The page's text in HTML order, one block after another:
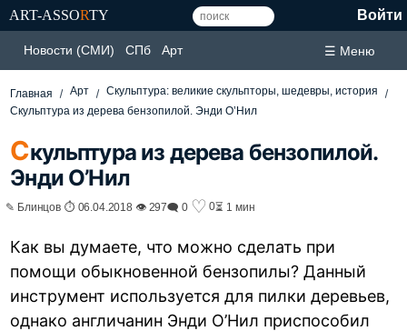
ART-ASSORTY Войти
Новости (СМИ) СПб Арт ☰ Меню
Главная Арт
Скульптура: великие скульпторы, шедевры, история
Скульптура из дерева бензопилой. Энди О’Нил
Скульптура из дерева бензопилой.
Энди О’Нил
✎ Блинцов ⏱ 06.04.2018 👁 297🗨 0 ♡ 0⏳ 1 мин
Как вы думаете, что можно сделать при
помощи обыкновенной бензопилы? Данный
инструмент используется для пилки деревьев,
однако англичанин Энди О’Нил приспособил